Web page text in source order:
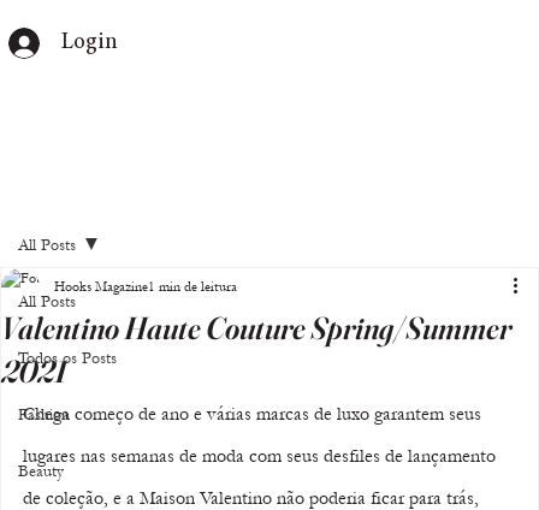
Login
All Posts
Todos os Posts
Fashion
Beauty
All Posts
Valentino Haute Couture Spring/Summer
2021
Hooks Magazine1 min de leitura
Chega começo de ano e várias marcas de luxo garantem seus
lugares nas semanas de moda com seus desfiles de lançamento
de coleção, e a Maison Valentino não poderia ficar para trás,